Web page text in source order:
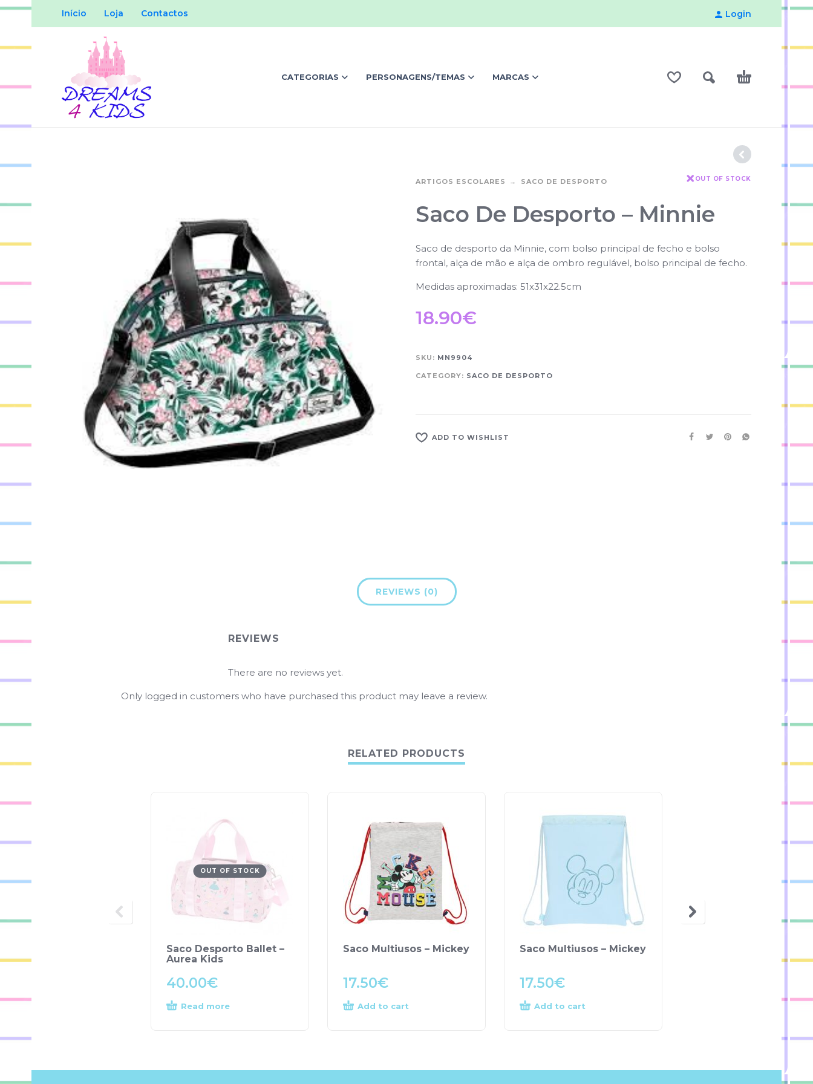
Início Loja Contactos Login
CATEGORIAS PERSONAGENS/TEMAS MARCAS
ARTIGOS ESCOLARES SACO DE DESPORTO OUT OF STOCK
Saco De Desporto – Minnie
Saco de desporto da Minnie, com bolso principal de fecho e bolso
frontal, alça de mão e alça de ombro regulável, bolso principal de fecho.
Medidas aproximadas: 51x31x22.5cm
18.90€
SKU: MN9904
CATEGORY: SACO DE DESPORTO
ADD TO WISHLIST
REVIEWS (0)
REVIEWS
There are no reviews yet.
Only logged in customers who have purchased this product may leave a review.
RELATED PRODUCTS
OUT OF STOCK
Saco Desporto Ballet –
Aurea Kids
40.00€
Read more
Saco Multiusos – Mickey
17.50€
Add to cart
Saco Multiusos – Mickey
17.50€
Add to cart